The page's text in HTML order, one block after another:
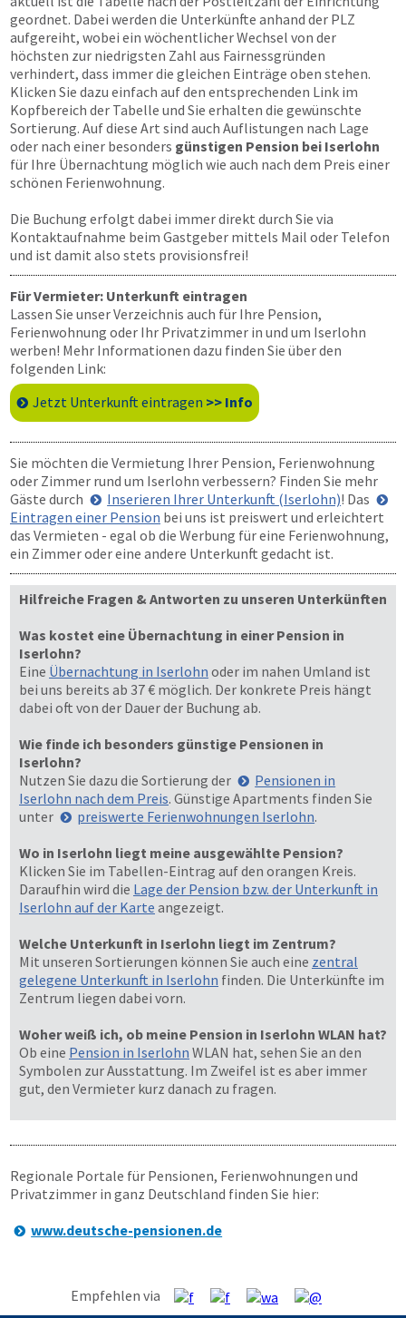
geordnet. Dabei werden die Unterkünfte anhand der PLZ
aufgereiht, wobei ein wöchentlicher Wechsel von der
höchsten zur niedrigsten Zahl aus Fairnessgründen
verhindert, dass immer die gleichen Einträge oben stehen.
Klicken Sie dazu einfach auf den entsprechenden Link im
Kopfbereich der Tabelle und Sie erhalten die gewünschte
Sortierung. Auf diese Art sind auch Auflistungen nach Lage
oder nach einer besonders günstigen Pension bei Iserlohn
für Ihre Übernachtung möglich wie auch nach dem Preis einer
schönen Ferienwohnung.
Die Buchung erfolgt dabei immer direkt durch Sie via
Kontaktaufnahme beim Gastgeber mittels Mail oder Telefon
und ist damit also stets provisionsfrei!
Für Vermieter: Unterkunft eintragen
Lassen Sie unser Verzeichnis auch für Ihre Pension,
Ferienwohnung oder Ihr Privatzimmer in und um Iserlohn
werben! Mehr Informationen dazu finden Sie über den
folgenden Link:
Jetzt Unterkunft eintragen >> Info
Sie möchten die Vermietung Ihrer Pension, Ferienwohnung
oder Zimmer rund um Iserlohn verbessern? Finden Sie mehr
Gäste durch
Inserieren Ihrer Unterkunft (Iserlohn)! Das
Eintragen einer Pension bei uns ist preiswert und erleichtert
das Vermieten - egal ob die Werbung für eine Ferienwohnung,
ein Zimmer oder eine andere Unterkunft gedacht ist.
Hilfreiche Fragen & Antworten zu unseren Unterkünften
Was kostet eine Übernachtung in einer Pension in
Iserlohn?
Eine Übernachtung in Iserlohn oder im nahen Umland ist
bei uns bereits ab 37 € möglich. Der konkrete Preis hängt
dabei oft von der Dauer der Buchung ab.
Wie finde ich besonders günstige Pensionen in
Iserlohn?
Nutzen Sie dazu die Sortierung der
Pensionen in
Iserlohn nach dem Preis. Günstige Apartments finden Sie
unter
preiswerte Ferienwohnungen Iserlohn.
Wo in Iserlohn liegt meine ausgewählte Pension?
Klicken Sie im Tabellen-Eintrag auf den orangen Kreis.
Daraufhin wird die Lage der Pension bzw. der Unterkunft in
Iserlohn auf der Karte angezeigt.
Welche Unterkunft in Iserlohn liegt im Zentrum?
Mit unseren Sortierungen können Sie auch eine zentral
gelegene Unterkunft in Iserlohn finden. Die Unterkünfte im
Zentrum liegen dabei vorn.
Woher weiß ich, ob meine Pension in Iserlohn WLAN hat?
Ob eine Pension in Iserlohn WLAN hat, sehen Sie an den
Symbolen zur Ausstattung. Im Zweifel ist es aber immer
gut, den Vermieter kurz danach zu fragen.
Regionale Portale für Pensionen, Ferienwohnungen und
Privatzimmer in ganz Deutschland finden Sie hier:
www.deutsche-pensionen.de
Empfehlen via